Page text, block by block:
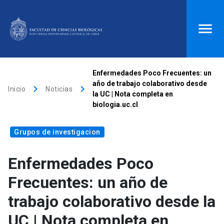
Biblioteca launch Donaciones launch
Correo
Inicio
Quiénes somos
Inicio keyboard_arrow_right Noticias keyboard_arrow_right
Enfermedades Poco Frecuentes: un
año de trabajo colaborativo desde
la UC | Nota completa en
biologia.uc.cl
Grupos de investigacion
Enfermedades Poco
Frecuentes: un año de
trabajo colaborativo desde la